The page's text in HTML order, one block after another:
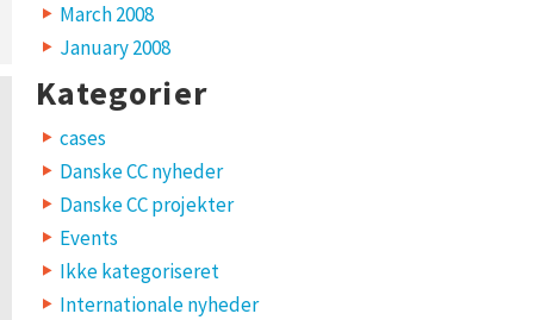
March 2008
January 2008
Kategorier
cases
Danske CC nyheder
Danske CC projekter
Events
Ikke kategoriseret
Internationale nyheder